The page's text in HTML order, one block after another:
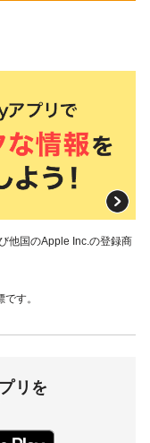
他国のApple Inc.の登録商
す。
リを